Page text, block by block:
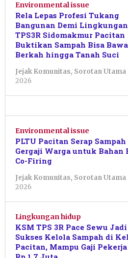
Environmental issue
Rela Lepas Profesi Tukang
Bangunan Demi
TPS3R Sidomakmur Pacitan
Buktikan Sampah Bisa Bawa
Berkah hingga Tanah Suci
Jejak Komunitas, Sorotan Utama
2026
Azizah
Environmental issue
PLTU Pacitan Serap
Gergaji Warga untuk Bahan
Co-Firing
Jejak Komunitas, Sorotan Utama
2026
Azizah
Lingkungan hidup
KSM TPS 3R Pace Sewu
Sukses Kelola Sampah di
Pacitan, Mampu Gaji